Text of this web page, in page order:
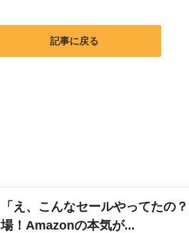
記事に戻る
「え、こんなセールやってたの
場！Amazonの本気が...